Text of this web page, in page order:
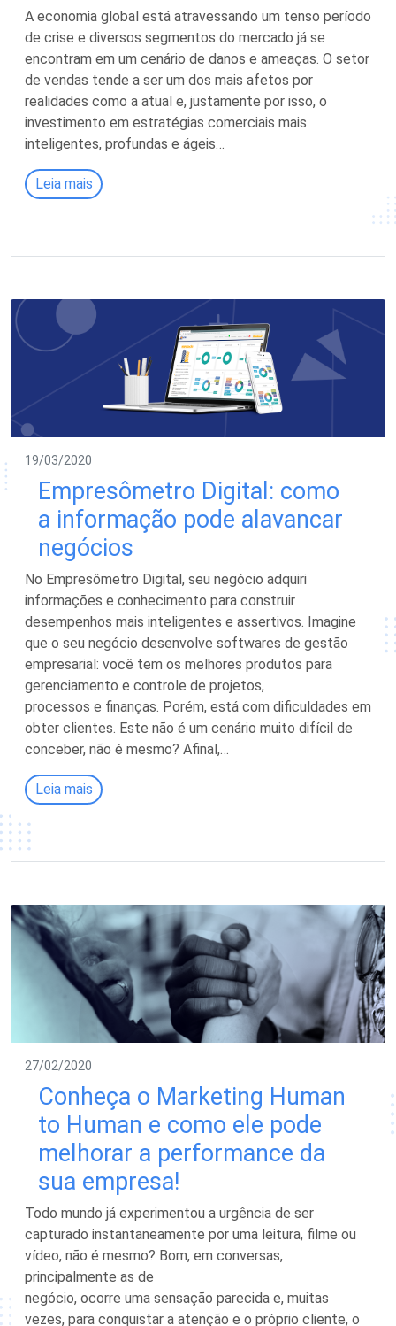
A economia global está atravessando um tenso período
de crise e diversos segmentos do mercado já se
encontram em um cenário de danos e ameaças. O setor
de vendas tende a ser um dos mais afetos por
realidades como a atual e, justamente por isso, o
investimento em estratégias comerciais mais
inteligentes, profundas e ágeis…
Leia mais
19/03/2020
Empresômetro Digital: como
a informação pode alavancar
negócios
No Empresômetro Digital, seu negócio adquiri
informações e conhecimento para construir
desempenhos mais inteligentes e assertivos. Imagine
que o seu negócio desenvolve softwares de gestão
empresarial: você tem os melhores produtos para
gerenciamento e controle de projetos,
processos e finanças. Porém, está com dificuldades em
obter clientes. Este não é um cenário muito difícil de
conceber, não é mesmo? Afinal,…
Leia mais
27/02/2020
Conheça o Marketing Human
to Human e como ele pode
melhorar a performance da
sua empresa!
Todo mundo já experimentou a urgência de ser
capturado instantaneamente por uma leitura, filme ou
vídeo, não é mesmo? Bom, em conversas,
principalmente as de
negócio, ocorre uma sensação parecida e, muitas
vezes, para conquistar a atenção e o próprio cliente, o